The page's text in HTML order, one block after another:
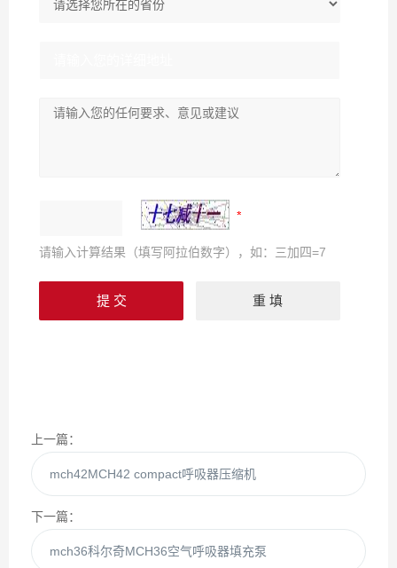
请输入计算结果（填写阿拉伯数字），如：三加四=7
上一篇：
mch42MCH42 compact呼吸器压缩机
下一篇：
mch36科尔奇MCH36空气呼吸器填充泵